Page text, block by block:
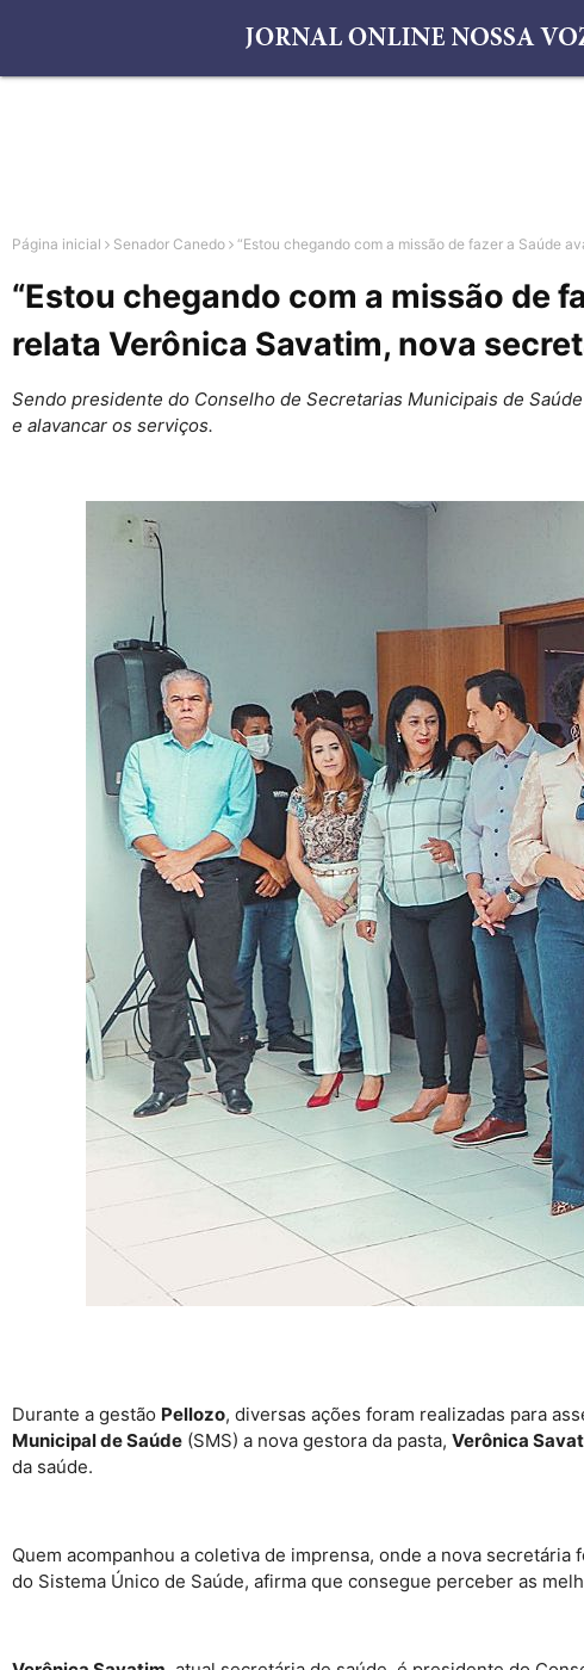
Página inicial Senador Canedo “Estou chegando com a missão de fazer a Saúde
“Estou chegando com a missão de
relata Verônica Savatim, nova
Sendo presidente do Conselho de Secretarias Municipais de
e alavancar os serviços.
Durante a gestão Pellozo, diversas ações foram realizadas para
Municipal de Saúde (SMS) a nova gestora da pasta, Verônica
da saúde.
Quem acompanhou a coletiva de imprensa, onde a nova
do Sistema Único de Saúde, afirma que consegue perceber as